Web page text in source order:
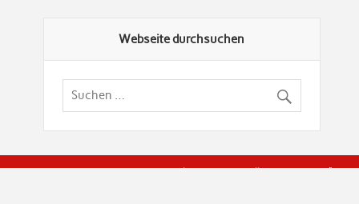
Webseite durchsuchen
© Brandenburgische Genealogische Gesellschaft (BGG)